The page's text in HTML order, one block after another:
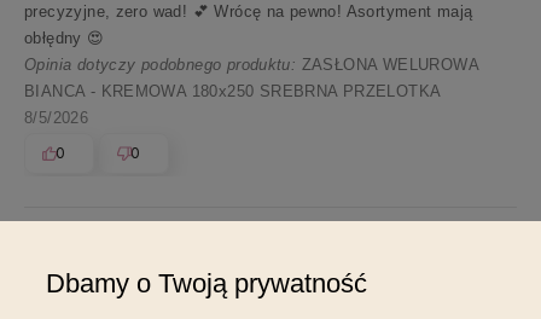
precyzyjne, zero wad! 💕 Wrócę na pewno! Asortyment mają
obłędny 😍
Opinia dotyczy podobnego produktu: ZASŁONA WELUROWA
BIANCA - KREMOWA 180x250 SREBRNA PRZELOTKA
8/5/2026
0
0
Pokaż wszystkie od najnowszych
Dbamy o Twoją prywatność